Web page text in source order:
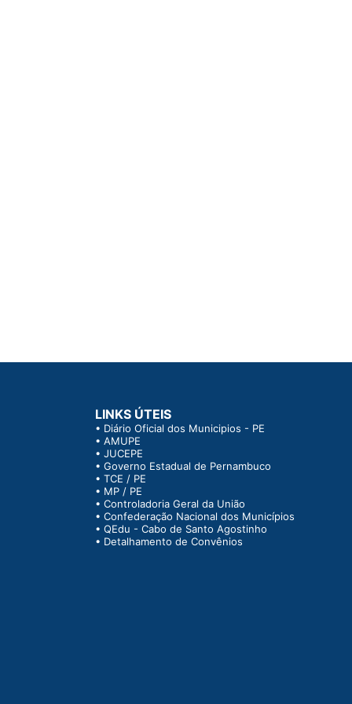
LINKS ÚTEIS
• Diário Oficial dos Municipios - PE
• AMUPE
• JUCEPE
• Governo Estadual de Pernambuco
• TCE / PE
• MP / PE
• Controladoria Geral da União
• Confederação Nacional dos Municípios
• QEdu - Cabo de Santo Agostinho
• Detalhamento de Convênios